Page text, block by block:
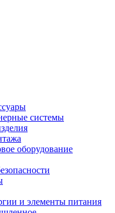
системы
оборудование
и элементы питания